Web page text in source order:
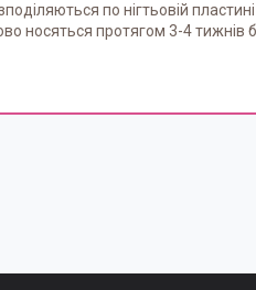
по нігтьовій
носяться протягом 3-4